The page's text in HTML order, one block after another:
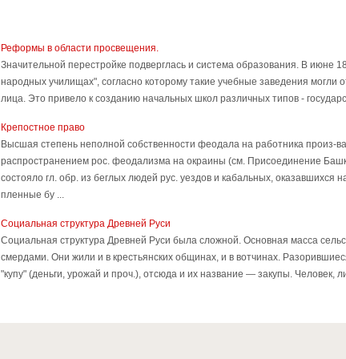
Реформы в области просвещения.
Значительной перестройке подверглась и система образования. В июне
народных училищах", согласно которому такие учебные заведения
лица. Это привело к созданию начальных школ различных типов -
Крепостное право
Высшая степень неполной собственности феодала на работника произ-
распространением рос. феодализма на окраины (см. Присоединение
состояло гл. обр. из беглых людей рус. уездов и кабальных, оказавшихся
пленные бу ...
Социальная структура Древней Руси
Социальная структура Древней Руси была сложной. Основная масса
смердами. Они жили и в крестьянских общинах, и в вотчинах.
"купу" (деньги, урожай и проч.), отсюда и их название — закупы. Человек,